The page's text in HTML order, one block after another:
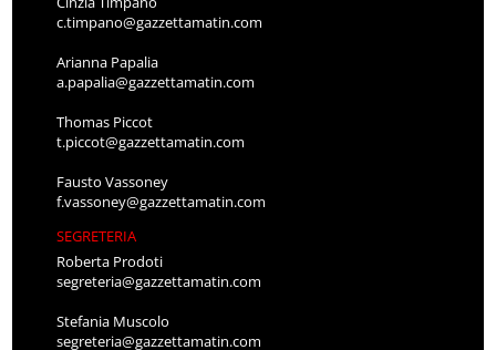
c.timpano@gazzettamatin.com
Arianna Papalia
a.papalia@gazzettamatin.com
Thomas Piccot
t.piccot@gazzettamatin.com
Fausto Vassoney
f.vassoney@gazzettamatin.com
SEGRETERIA
Roberta Prodoti
segreteria@gazzettamatin.com
Stefania Muscolo
segreteria@gazzettamatin.com